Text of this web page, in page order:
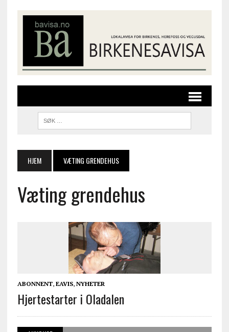
HJEM VÆTING GRENDEHUS
Væting grendehus
ABONNENT, EAVIS, NYHETER
Hjertestarter i Oladalen